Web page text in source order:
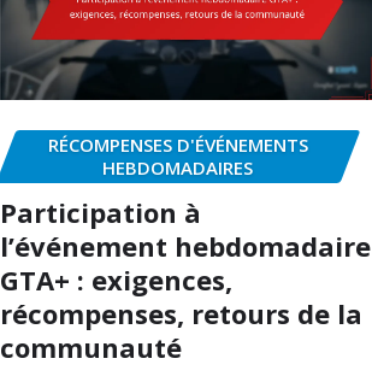
RÉCOMPENSES D'ÉVÉNEMENTS
HEBDOMADAIRES
Participation à
l’événement hebdomadaire
GTA+ : exigences,
récompenses, retours de la
communauté